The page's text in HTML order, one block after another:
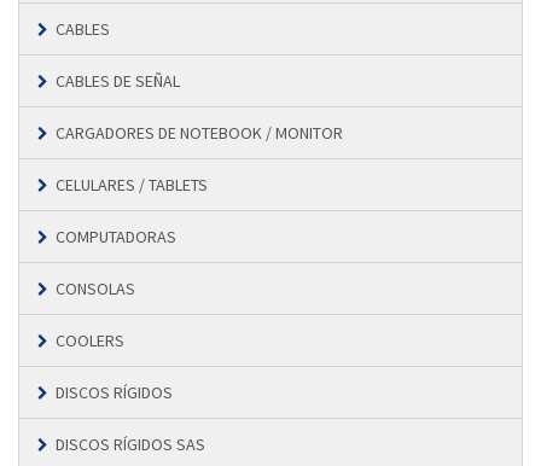
CABLES
CABLES DE SEÑAL
CARGADORES DE NOTEBOOK / MONITOR
CELULARES / TABLETS
COMPUTADORAS
CONSOLAS
COOLERS
DISCOS RÍGIDOS
DISCOS RÍGIDOS SAS